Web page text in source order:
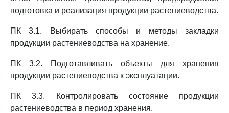
подготовка и реализация продукции растениеводства.
ПК 3.1. Выбирать способы и методы закладки
продукции растениеводства на хранение.
ПК 3.2. Подготавливать объекты для хранения
продукции растениеводства к эксплуатации.
ПК 3.3. Контролировать состояние продукции
растениеводства в период хранения.